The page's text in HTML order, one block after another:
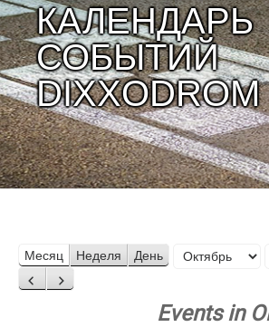
КАЛЕНДАРЬ
СОБЫТИЙ
DIXXODROM
Месяц Неделя День
Месяц
Назад
Вперед
Events in